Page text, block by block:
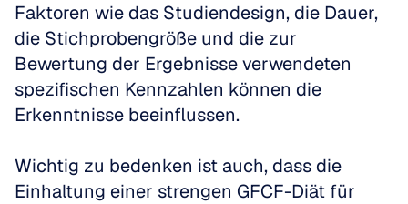
Faktoren wie das Studiendesign, die Dauer,
die Stichprobengröße und die zur
Bewertung der Ergebnisse verwendeten
spezifischen Kennzahlen können die
Erkenntnisse beeinflussen.
Wichtig zu bedenken ist auch, dass die
Einhaltung einer strengen GFCF-Diät für